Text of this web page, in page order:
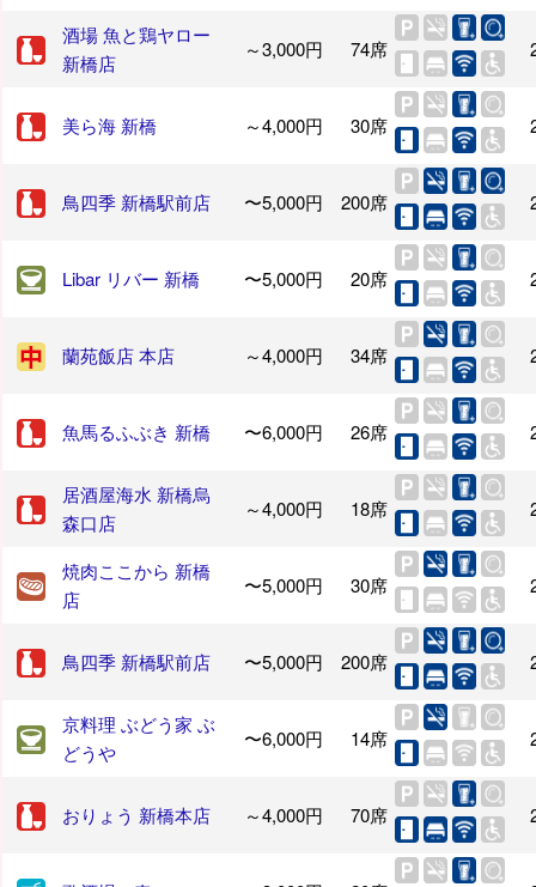
酒場 魚と鶏ヤロー
新橋店
～3,000円 74席
美ら海 新橋 ～4,000円 30席
鳥四季 新橋駅前店 〜5,000円 200席
Libar リバー 新橋 〜5,000円 20席
蘭苑飯店 本店 ～4,000円 34席
魚馬るふぶき 新橋 〜6,000円 26席
居酒屋海水 新橋烏
森口店
～4,000円 18席
焼肉ここから 新橋
店
〜5,000円 30席
鳥四季 新橋駅前店 〜5,000円 200席
京料理 ぶどう家 ぶ
どうや
〜6,000円 14席
おりょう 新橋本店 ～4,000円 70席